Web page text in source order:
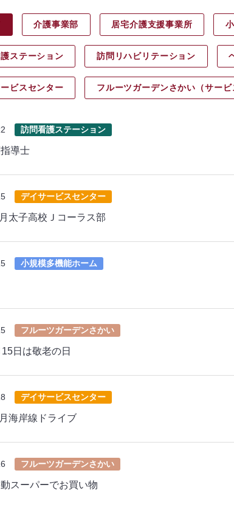
介護事業部 居宅介護支援事業所
ステーション 訪問リハビリ テーション
ビスセンター フルーツガーデンさかい（サービ
訪問看護ステーション
導士
デイサービスセンター
太子高校Ｊコーラス部
小規模多機能ホーム
フルーツガーデンさかい
日は敬老の日
デイサービスセンター
海岸線ドライブ
フルーツガーデンさかい
スーパーでお買い物